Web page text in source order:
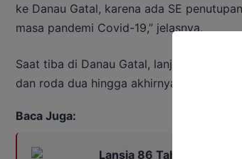
ke Danau Gatal, karena ada SE
masa pandemi Covid-19,” jelasnya.
Saat tiba di Danau Gatal, lanjutnya,
dan roda dua hingga akhirnya para
Baca Juga:
Lansia 86 Tahun Tewas